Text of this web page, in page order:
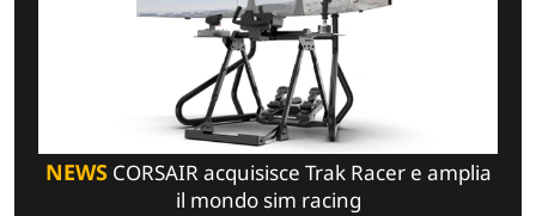
NEWSCORSAIR acquisisce Trak Racer e amplia
il mondo sim racing